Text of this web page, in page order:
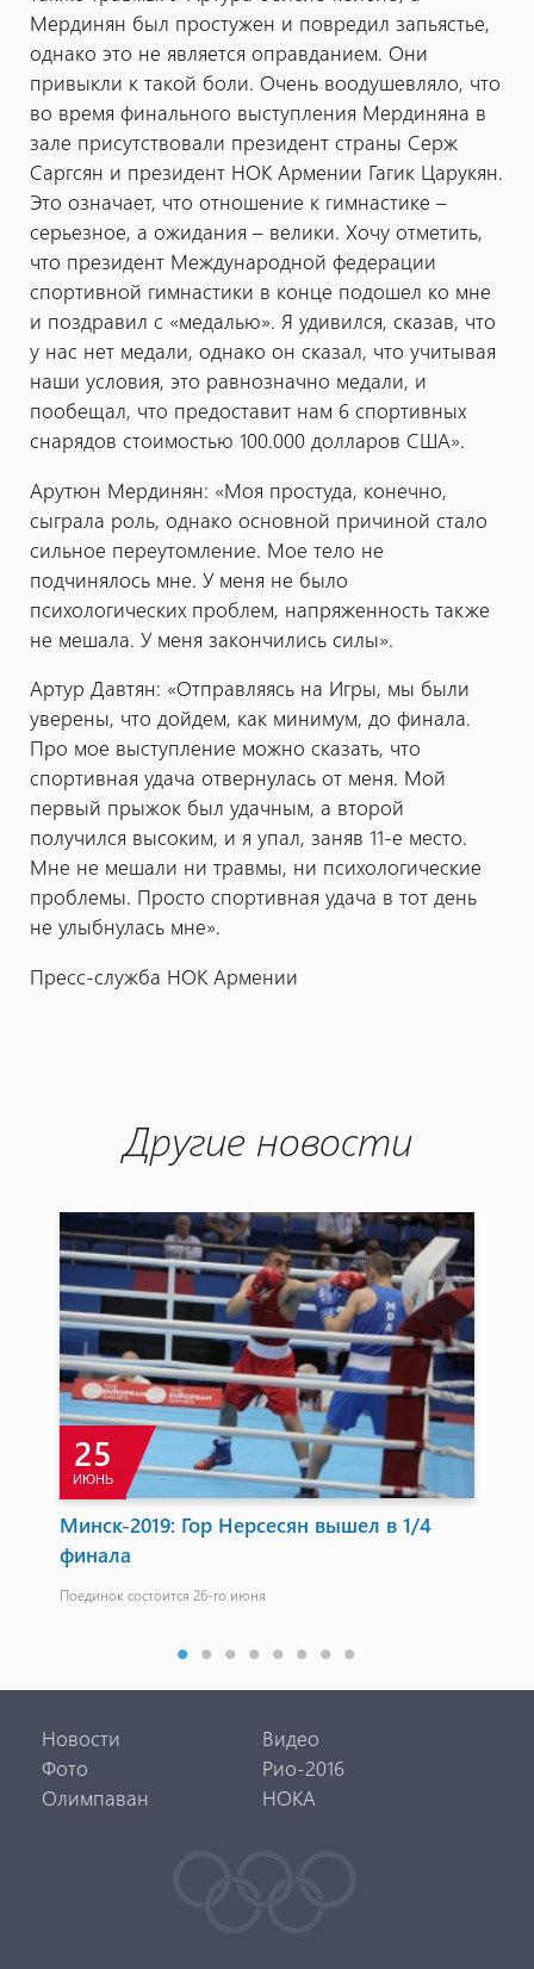
Мердинян был простужен и повредил запьястье,
однако это не является оправданием. Они
привыкли к такой боли. Очень воодушевляло, что
во время финального выступления Мердиняна в
зале присутствовали президент страны Серж
Саргсян и президент НОК Армении Гагик Царукян.
Это означает, что отношение к гимнастике –
серьезное, а ожидания – велики. Хочу отметить,
что президент Международной федерации
спортивной гимнастики в конце подошел ко мне
и поздравил с «медалью». Я удивился, сказав, что
у нас нет медали, однако он сказал, что учитывая
наши условия, это равнозначно медали, и
пообещал, что предоставит нам 6 спортивных
снарядов стоимостью 100.000 долларов США».
Арутюн Мердинян: «Моя простуда, конечно,
сыграла роль, однако основной причиной стало
сильное переутомление. Мое тело не
подчинялось мне. У меня не было
психологических проблем, напряженность также
не мешала. У меня закончились силы».
Артур Давтян: «Отправляясь на Игры, мы были
уверены, что дойдем, как минимум, до финала.
Про мое выступление можно сказать, что
спортивная удача отвернулась от меня. Мой
первый прыжок был удачным, а второй
получился высоким, и я упал, заняв 11-е место.
Мне не мешали ни травмы, ни психологические
проблемы. Просто спортивная удача в тот день
не улыбнулась мне».
Пресс-служба НОК Армении
Другие новости
25
ИЮНЬ
Минск-2019: Гор Нерсесян вышел в 1/4
финала
Поединок состоится 26-го июня
Новости
Видео
Фото
Рио-2016
Олимпаван
НОКА